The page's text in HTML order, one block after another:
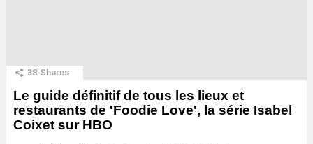
38 Shares
Le guide définitif de tous les lieux et
restaurants de 'Foodie Love', la série Isabel
Coixet sur HBO